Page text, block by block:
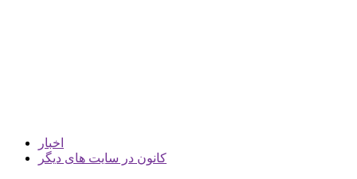
اخبار
کانون در سایت های دیگر